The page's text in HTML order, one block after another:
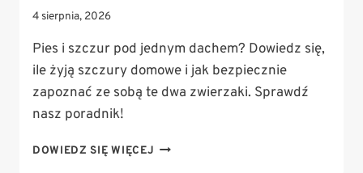
4 sierpnia, 2026
Pies i szczur pod jednym dachem? Dowiedz się,
ile żyją szczury domowe i jak bezpiecznie
zapoznać ze sobą te dwa zwierzaki. Sprawdź
nasz poradnik!
DOWIEDZ SIĘ WIĘCEJ PIES